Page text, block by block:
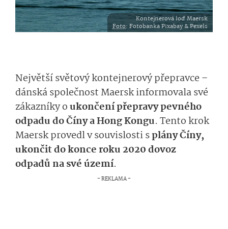
Kontejnerová loď Maersk
Foto: Fotobanka Pixabay & Pexels
Největší světový kontejnerový přepravce –
dánská společnost Maersk informovala své
zákazníky oukončení přepravy pevného
odpadu do Číny a Hong Kongu. Tento krok
Maersk provedl v souvislosti splány Číny,
ukončit do konce roku 2020 dovoz
odpadů na své území.